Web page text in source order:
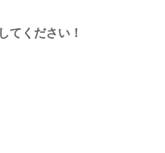
てください！